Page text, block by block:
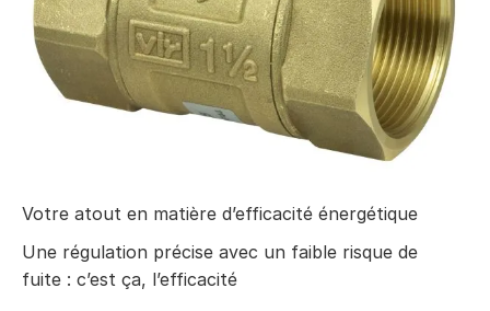
Votre atout en matière d’efficacité énergétique
Une régulation précise avec un faible risque de
fuite : c’est ça, l’efficacité